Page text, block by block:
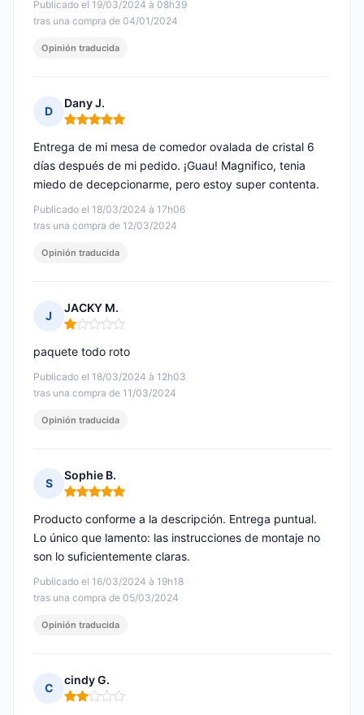
Publicado el 19/03/2024 à 08h39
tras una compra de 04/01/2024
Opinión traducida
D
Dany J.
Nota: 5 de 5
Publicado el 18/03/2024 à 17h06
tras una compra de 12/03/2024
Entrega de mi mesa de comedor ovalada de cristal 6
días después de mi pedido. ¡Guau! Magnifico, tenia
miedo de decepcionarme, pero estoy super contenta.
Opinión traducida
J
JACKY M.
Nota: 1 de 5
Publicado el 18/03/2024 à 12h03
tras una compra de 11/03/2024
paquete todo roto
Opinión traducida
S
Sophie B.
Nota: 5 de 5
Publicado el 16/03/2024 à 19h18
tras una compra de 05/03/2024
Producto conforme a la descripción. Entrega puntual.
Lo único que lamento: las instrucciones de montaje no
son lo suficientemente claras.
Opinión traducida
C
cindy G.
Nota: 2 de 5